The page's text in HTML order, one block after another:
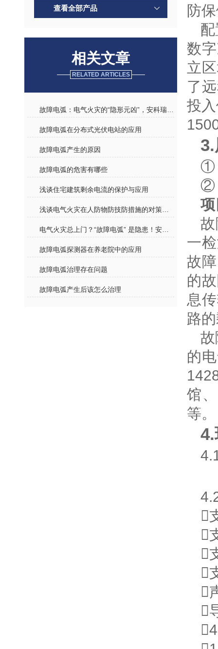
查看全部产品
相关文章
RELATED ARTICLES
故障电弧在分布式光伏电站的应用
故障电弧产生的原因
故障电弧的危害有哪些
浅谈住宅建筑剩余电流的保护与应用
故障电弧探测器在养老院中的应用
故障电弧治理存在问题
故障电弧产生后该怎么治理
防
数
立
了
投
①
②
一
故
的
息
路
的
馆
等。





